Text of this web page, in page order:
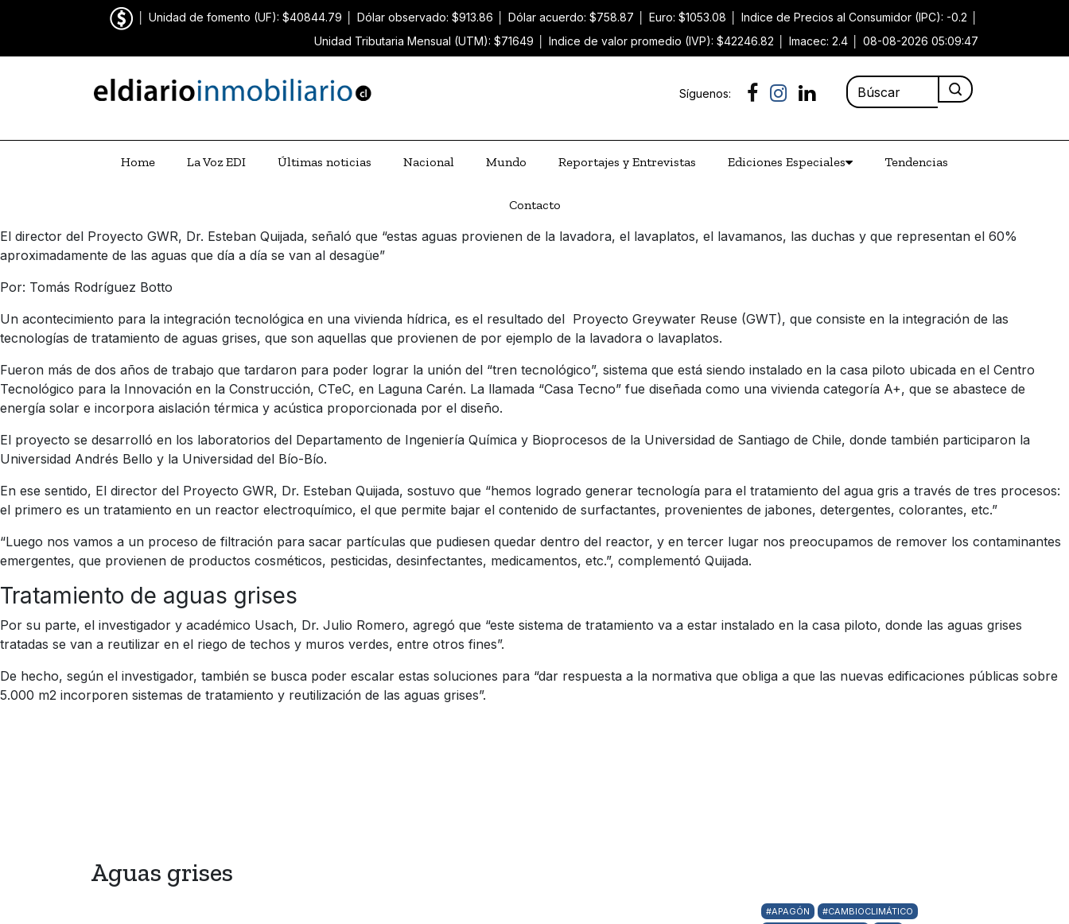
Unidad de fomento (UF): $40844.79 Dólar observado: $913.86 Dólar acuerdo: $758.87 Euro: $1053.08 Indice de Precios al Consumidor (IPC): -0.2
Unidad Tributaria Mensual (UTM): $71649
Indice de valor promedio (IVP): $42246.82 Imacec: 2.4 08-08-2026 05:09:47
Síguenos:
Home La Voz EDI Últimas noticias Nacional Mundo Reportajes y Entrevistas Ediciones Especiales Tendencias
Contacto
El director del Proyecto GWR, Dr. Esteban Quijada, señaló que “estas aguas provienen de la lavadora, el lavaplatos, el lavamanos, las duchas y que representan el 60%
aproximadamente de las aguas que día a día se van al desagüe”
Por: Tomás Rodríguez Botto
Un acontecimiento para la integración tecnológica en una vivienda hídrica, es el resultado del Proyecto Greywater Reuse (GWT), que consiste en la integración de las
tecnologías de tratamiento de aguas grises, que son aquellas que provienen de por ejemplo de la lavadora o lavaplatos.
Fueron más de dos años de trabajo que tardaron para poder lograr la unión del “tren tecnológico”, sistema que está siendo instalado en la casa piloto ubicada en el Centro
Tecnológico para la Innovación en la Construcción, CTeC, en Laguna Carén. La llamada “Casa Tecno” fue diseñada como una vivienda categoría A+, que se abastece de
energía solar e incorpora aislación térmica y acústica proporcionada por el diseño.
El proyecto se desarrolló en los laboratorios del Departamento de Ingeniería Química y Bioprocesos de la Universidad de Santiago de Chile, donde también participaron la
Universidad Andrés Bello y la Universidad del Bío-Bío.
En ese sentido, El director del Proyecto GWR, Dr. Esteban Quijada, sostuvo que “hemos logrado generar tecnología para el tratamiento del agua gris a través de tres procesos:
el primero es un tratamiento en un reactor electroquímico, el que permite bajar el contenido de surfactantes, provenientes de jabones, detergentes, colorantes, etc.”
“Luego nos vamos a un proceso de filtración para sacar partículas que pudiesen quedar dentro del reactor, y en tercer lugar nos preocupamos de remover los contaminantes
emergentes, que provienen de productos cosméticos, pesticidas, desinfectantes, medicamentos, etc.”, complementó Quijada.
Tratamiento de aguas grises
Por su parte, el investigador y académico Usach, Dr. Julio Romero, agregó que “este sistema de tratamiento va a estar instalado en la casa piloto, donde las aguas grises
tratadas se van a reutilizar en el riego de techos y muros verdes, entre otros fines”.
De hecho, según el investigador, también se busca poder escalar estas soluciones para “dar respuesta a la normativa que obliga a que las nuevas edificaciones públicas sobre
5.000 m2 incorporen sistemas de tratamiento y reutilización de las aguas grises”.
Aguas grises
#APAGÓN
#CAMBIOCLIMÁTICO